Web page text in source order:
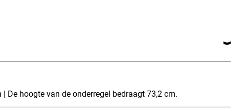
De hoogte van de onderregel bedraagt 73,2 cm.